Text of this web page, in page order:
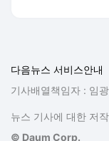
다음뉴스 서비스안내
기사배열책임자 : 임
뉴스 기사에 대한 저
© Daum Corp.